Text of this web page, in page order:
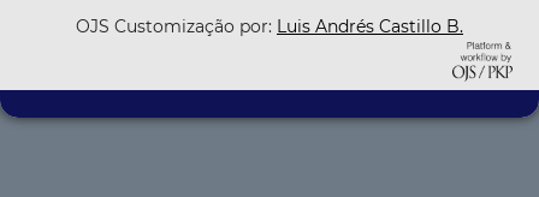
OJS Customização por: Luis Andrés Castillo B.